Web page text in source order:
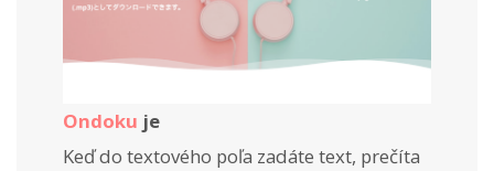
Ondoku je
Keď do textového poľa zadáte text, prečíta